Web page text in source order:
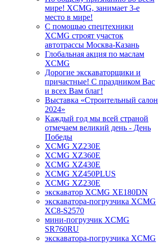
мире! XCMG, занимает 3-е
место в мире!
С помощью спецтехники
XCMG строят участок
автотрассы Москва-Казань
Глобальная акция по маслам
XCMG
Дорогие экскаваторщики и
причастные! С праздником Вас
и всех Вам благ!
Выставка «Строительный салон
2024»
Каждый год мы всей страной
отмечаем великий день - День
Победы
XCMG XZ230E
XCMG XZ360E
XCMG XZ430E
XCMG XZ450PLUS
XCMG XZ230E
экскаватор XCMG XE180DN
экскаватора-погрузчика XCMG
XC8-S2570
мини-погрузчик XCMG
SR760RU
экскаватора-погрузчика XCMG